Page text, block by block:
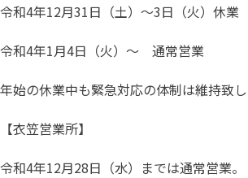
令和4年12月31日（土）～3日（火）休業
令和4年1月4日（火）～ 通常営業
年始の休業中も緊急対応の体制は維持致し
【衣笠営業所】
令和4年12月28日（水）までは通常営業。